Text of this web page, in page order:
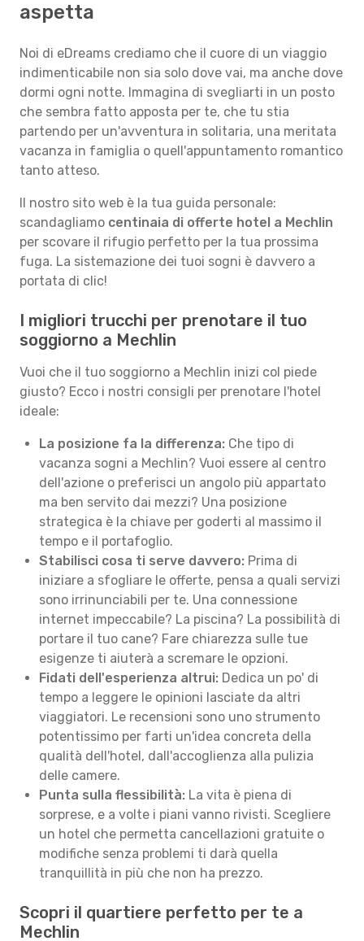
aspetta
Noi di eDreams crediamo che il cuore di un viaggio
indimenticabile non sia solo dove vai, ma anche dove
dormi ogni notte. Immagina di svegliarti in un posto
che sembra fatto apposta per te, che tu stia
partendo per un'avventura in solitaria, una meritata
vacanza in famiglia o quell'appuntamento romantico
tanto atteso.
Il nostro sito web è la tua guida personale:
scandagliamo centinaia di offerte hotel a Mechlin
per scovare il rifugio perfetto per la tua prossima
fuga. La sistemazione dei tuoi sogni è davvero a
portata di clic!
I migliori trucchi per prenotare il tuo
soggiorno a Mechlin
Vuoi che il tuo soggiorno a Mechlin inizi col piede
giusto? Ecco i nostri consigli per prenotare l'hotel
ideale:
La posizione fa la differenza: Che tipo di
vacanza sogni a Mechlin? Vuoi essere al centro
dell'azione o preferisci un angolo più appartato
ma ben servito dai mezzi? Una posizione
strategica è la chiave per goderti al massimo il
tempo e il portafoglio.
Stabilisci cosa ti serve davvero: Prima di
iniziare a sfogliare le offerte, pensa a quali servizi
sono irrinunciabili per te. Una connessione
internet impeccabile? La piscina? La possibilità di
portare il tuo cane? Fare chiarezza sulle tue
esigenze ti aiuterà a scremare le opzioni.
Fidati dell'esperienza altrui: Dedica un po' di
tempo a leggere le opinioni lasciate da altri
viaggiatori. Le recensioni sono uno strumento
potentissimo per farti un'idea concreta della
qualità dell'hotel, dall'accoglienza alla pulizia
delle camere.
Punta sulla flessibilità: La vita è piena di
sorprese, e a volte i piani vanno rivisti. Scegliere
un hotel che permetta cancellazioni gratuite o
modifiche senza problemi ti darà quella
tranquillità in più che non ha prezzo.
Scopri il quartiere perfetto per te a
Mechlin